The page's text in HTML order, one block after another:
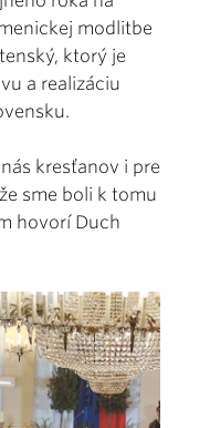
modlitbe
ktorý je
a realizáciu
kresťanov i pre
sme boli k tomu
hovorí Duch